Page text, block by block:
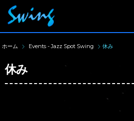
ホーム Events - Jazz Spot Swing 休み
休み